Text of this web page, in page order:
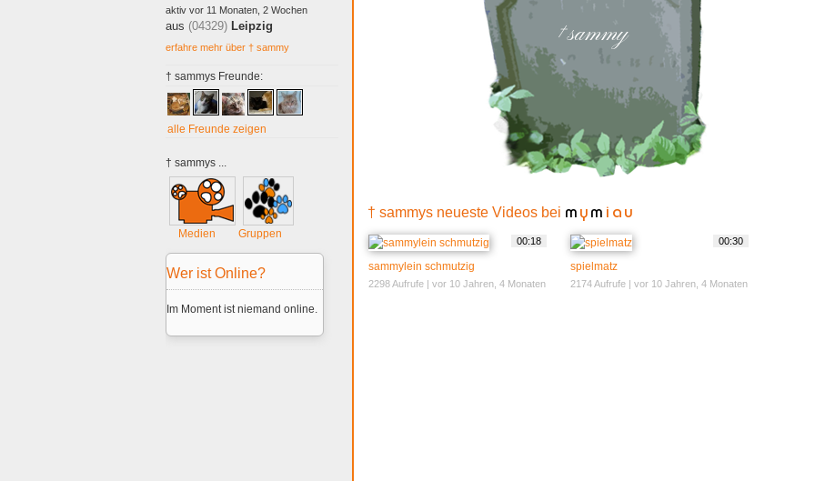
aktiv vor 11 Monaten, 2 Wochen
aus (04329) Leipzig
erfahre mehr über † sammy
† sammys Freunde:
alle Freunde zeigen
† sammys ...
Medien Gruppen
Wer ist Online?
Im Moment ist niemand online.
† sammy
† sammys neueste Videos bei m y m iau
00:18
sammylein schmutzig
2298 Aufrufe | vor 10 Jahren, 4 Monaten
00:30
spielmatz
2174 Aufrufe | vor 10 Jahren, 4 Monaten